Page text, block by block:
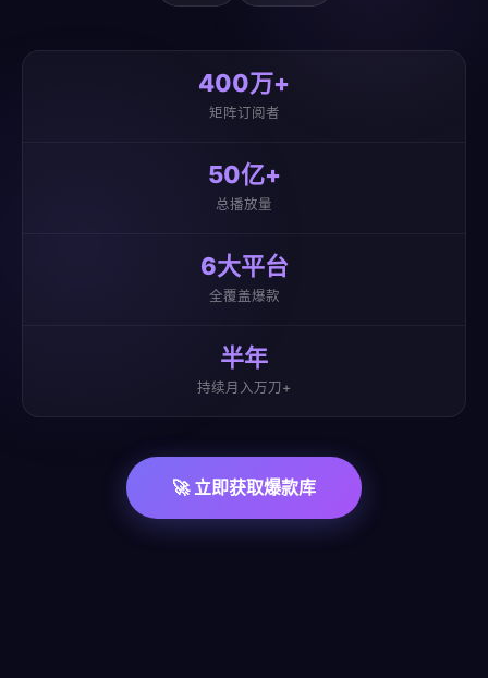
400万+
矩阵订阅者
50亿+
总播放量
6大平台
全覆盖爆款
半年
持续月入万刀+
🚀 立即获取爆款库